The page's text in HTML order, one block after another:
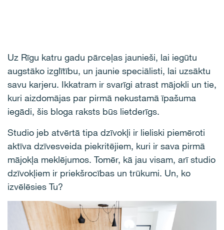
Uz Rīgu katru gadu pārceļas jaunieši, lai iegūtu
augstāko izglītību, un jaunie speciālisti, lai uzsāktu
savu karjeru. Ikkatram ir svarīgi atrast mājokli un tie,
kuri aizdomājas par pirmā nekustamā īpašuma
iegādi, šis bloga raksts būs lietderīgs.
Studio jeb atvērtā tipa dzīvokļi ir lieliski piemēroti
aktīva dzīvesveida piekritējiem, kuri ir sava pirmā
mājokļa meklējumos. Tomēr, kā jau visam, arī studio
dzīvokļiem ir priekšrocības un trūkumi. Un, ko
izvēlēsies Tu?